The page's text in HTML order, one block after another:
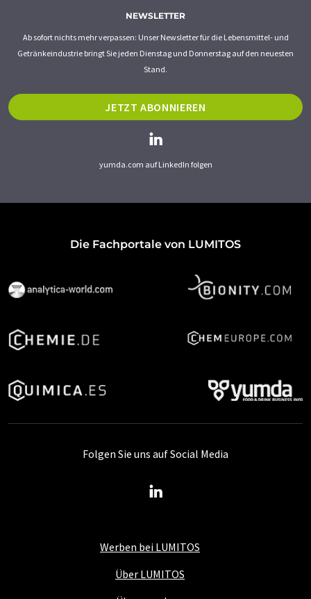
NEWSLETTER
Ab sofort nichts mehr verpassen: Unser Newsletter für die Lebensmittel- und
Getränkeindustrie bringt Sie jeden Dienstag und Donnerstag auf den neuesten
Stand.
JETZT ABONNIEREN
yumda.com auf LinkedIn folgen
Die Fachportale von LUMITOS
Werben bei LUMITOS
Über LUMITOS
Folgen Sie uns auf Social Media